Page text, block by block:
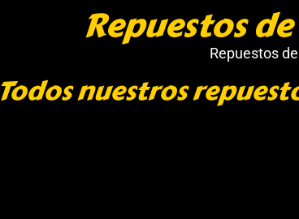
Repuestos
Repuestos
Todos nuestros